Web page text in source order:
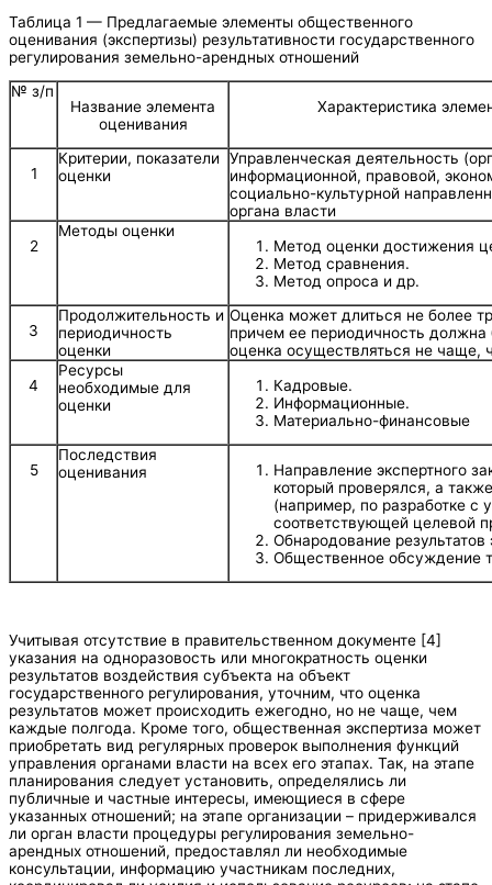
Таблица 1 — Предлагаемые элементы общественного
оценивания (экспертизы) результативности государственного
регулирования земельно-арендных отношений
№ з/п
Название элемента
оценивания
Характеристика
1
Критерии, показатели
оценки
Управленческая деятельность
информационной, правовой,
социально-культурной
органа власти
2
Методы оценки
Метод оценки достижения
Метод сравнения.
Метод опроса и др.
3
Продолжительность и
периодичность
оценки
Оценка может длиться не более
причем ее периодичность
оценка осуществляться не чаще,
4
Ресурсы
необходимые для
оценки
Кадровые.
Информационные.
Материально-финансовые
5
Последствия
оценивания
Направление экспертного
который проверялся, а
(например, по разработке с
соответствующей целевой
Обнародование результатов
Общественное обсуждение
Учитывая отсутствие в правительственном документе [4]
указания на одноразовость или многократность оценки
результатов воздействия субъекта на объект
государственного регулирования, уточним, что оценка
результатов может происходить ежегодно, но не чаще, чем
каждые полгода. Кроме того, общественная экспертиза может
приобретать вид регулярных проверок выполнения функций
управления органами власти на всех его этапах. Так, на этапе
планирования следует установить, определялись ли
публичные и частные интересы, имеющиеся в сфере
указанных отношений; на этапе организации – придерживался
ли орган власти процедуры регулирования земельно-
арендных отношений, предоставлял ли необходимые
консультации, информацию участникам последних,